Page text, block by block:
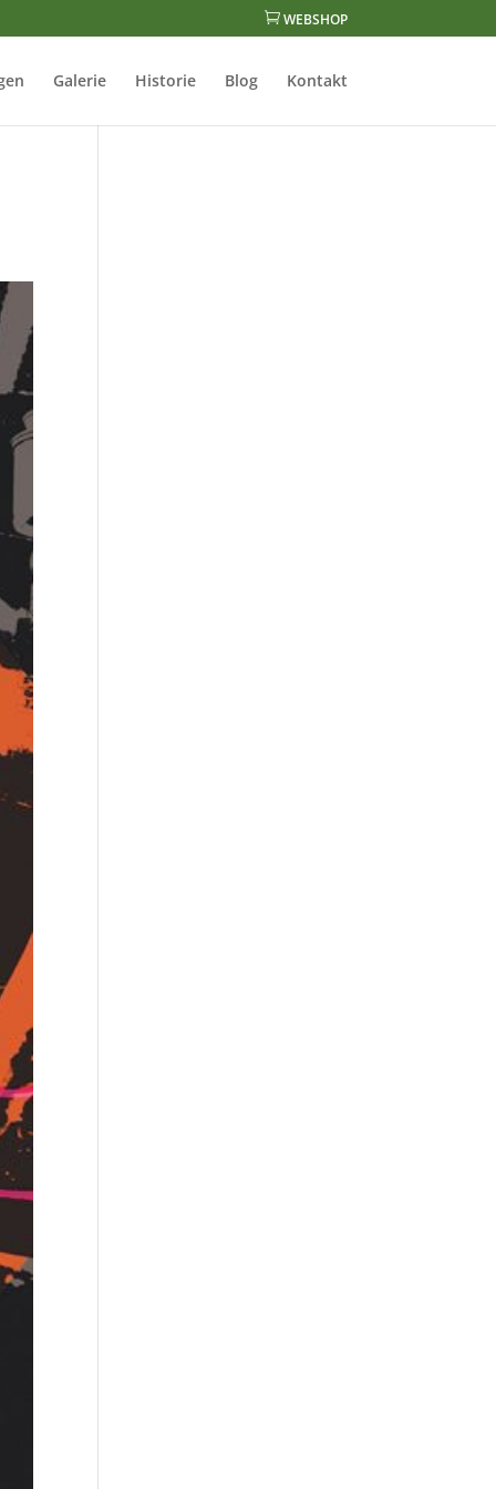
WEBSHOP
Galerie Historie Blog Kontakt